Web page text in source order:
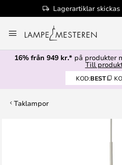
Lagerartiklar
till
innehållet
16% från 949 kr.* på produkter
Till
KOD:BEST
Taklampor